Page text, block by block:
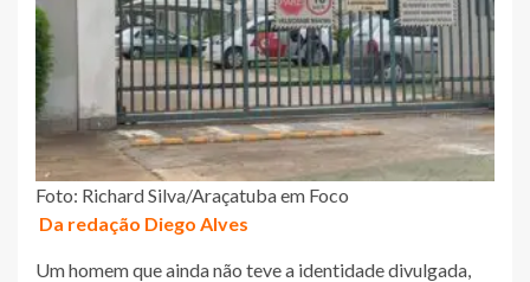
Foto: Richard Silva/Araçatuba em Foco
Da redação Diego Alves
Um homem que ainda não teve a identidade divulgada,